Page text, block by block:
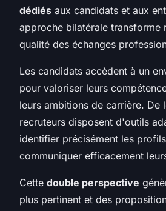
dédiés aux candidats et aux
approche bilatérale transforme
qualité des échanges
Les candidats accèdent à un
pour valoriser leurs
leurs ambitions de carrière. De
recruteurs disposent d'outils
identifier précisément les
communiquer efficacement
Cette double perspective
plus pertinent et des